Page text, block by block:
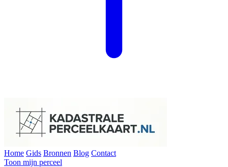
Home Gids Bronnen Blog Contact
Toon mijn perceel